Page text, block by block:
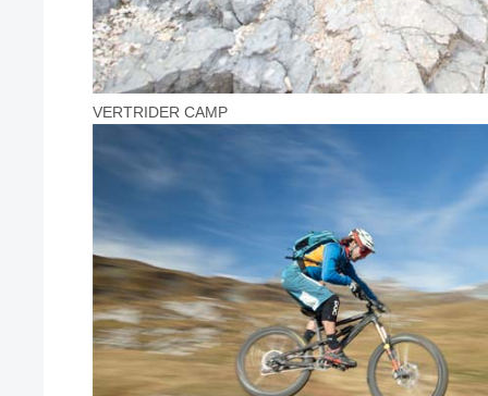
VERTRIDER CAMP